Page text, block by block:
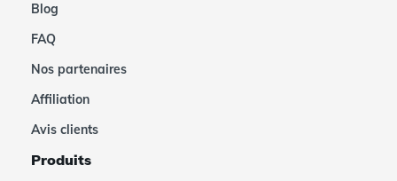
Blog
FAQ
Nos partenaires
Affiliation
Avis clients
Produits